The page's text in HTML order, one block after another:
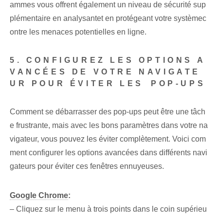
ammes vous offrent également un niveau de sécurité sup
plémentaire en analysant⁤et en protégeant votre système⁤c
ontre les menaces potentielles en ligne.
5. CONFIGUREZ LES OPTIONS A
VANCÉES DE VOTRE NAVIGATE
UR POUR ÉVITER LES ⁤POP-UPS
Comment se débarrasser des pop-ups peut être une tâch
e frustrante, mais avec les bons paramètres dans votre na
vigateur, vous pouvez les éviter complètement. Voici com
ment⁢ configurer les ‌options‌ avancées dans différents navi
gateurs pour éviter ces fenêtres ennuyeuses.
Google Chrome:
– Cliquez sur le menu à trois points dans le coin supérieu